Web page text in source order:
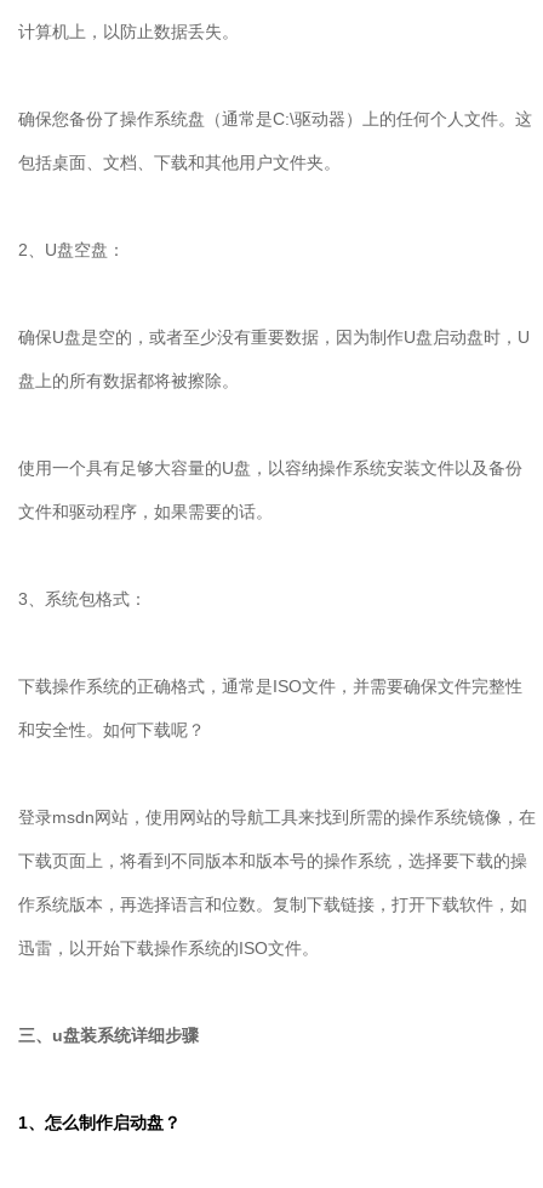
计算机上，以防止数据丢失。
确保您备份了操作系统盘（通常是C:\驱动器）上的任何个人文件。这
包括桌面、文档、下载和其他用户文件夹。
2、 U盘空盘：
确保U盘是空的，或者至少没有重要数据，因为制作U盘启动盘时， U
盘上的所有数据都将被擦除。
使用一个具有足够大容量的U盘，以容纳操作系统安装文件以及备份
文件和驱动程序，如果需要的话。
3、系统包格式：
下载操作系统的正确格式，通常是ISO文件，并需要确保文件完整性
和安全性。如何下载呢？
登录msdn网站，使用网站的导航工具来找到所需的操作系统镜像，在
下载页面上，将看到不同版本和版本号的操作系统，选择要下载的操
作系统版本，再选择语言和位数。复制下载链接，打开下载软件，如
迅雷，以开始下载操作系统的ISO文件。
三、 u盘装系统详细步骤
1、怎么制作启动盘？